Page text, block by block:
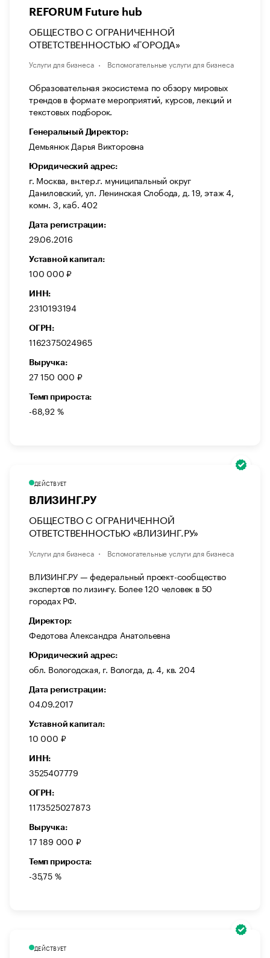
REFORUM Future hub
ОБЩЕСТВО С ОГРАНИЧЕННОЙ
ОТВЕТСТВЕННОСТЬЮ «ГОРОДА»
Услуги для бизнеса Вспомогательные услуги для бизнеса
Образовательная экосистема по обзору мировых
трендов в формате мероприятий, курсов, лекций и
текстовых подборок.
Генеральный Директор:
Демьянюк Дарья Викторовна
Юридический адрес:
г. Москва, вн.тер.г. муниципальный округ
Даниловский, ул. Ленинская Слобода, д. 19, этаж 4,
комн. 3, каб. 402
Дата регистрации:
29.06.2016
Уставной капитал:
100 000 ₽
ИНН:
2310193194
ОГРН:
1162375024965
Выручка:
27 150 000 ₽
Темп прироста:
-68,92 %
ДЕЙСТВУЕТ
ВЛИЗИНГ.РУ
ОБЩЕСТВО С ОГРАНИЧЕННОЙ
ОТВЕТСТВЕННОСТЬЮ «ВЛИЗИНГ.РУ»
Услуги для бизнеса Вспомогательные услуги для бизнеса
ВЛИЗИНГ.РУ — федеральный проект-сообщество
экспертов по лизингу. Более 120 человек в 50
городах РФ.
Директор:
Федотова Александра Анатольевна
Юридический адрес:
обл. Вологодская, г. Вологда, д. 4, кв. 204
Дата регистрации:
04.09.2017
Уставной капитал:
10 000 ₽
ИНН:
3525407779
ОГРН:
1173525027873
Выручка:
17 189 000 ₽
Темп прироста:
-35,75 %
ДЕЙСТВУЕТ